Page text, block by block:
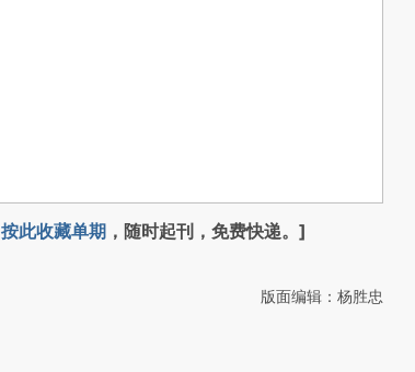
按此收藏单期 ，随时起刊，免费快递。]
版面编辑：杨胜忠